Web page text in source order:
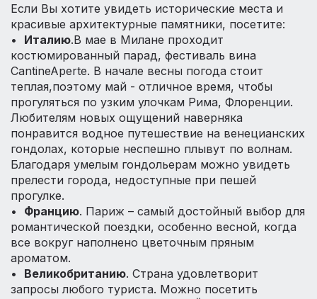
Если Вы хотите увидеть исторические места и
красивые архитектурные памятники, посетите:
• Италию.В мае в Милане проходит
костюмированный парад, фестиваль вина
CantineAperte. В начале весны погода стоит
теплая,поэтому май - отличное время, чтобы
прогуляться по узким улочкам Рима, Флоренции.
Любителям новых ощущений наверняка
понравится водное путешествие на венецианских
гондолах, которые неспешно плывут по волнам.
Благодаря умелым гондольерам можно увидеть
прелести города, недоступные при пешей
прогулке.
• Францию. Париж – самый достойный выбор для
романтической поездки, особенно весной, когда
все вокруг наполнено цветочным пряным
ароматом.
• Великобританию. Страна удовлетворит
запросы любого туриста. Можно посетить